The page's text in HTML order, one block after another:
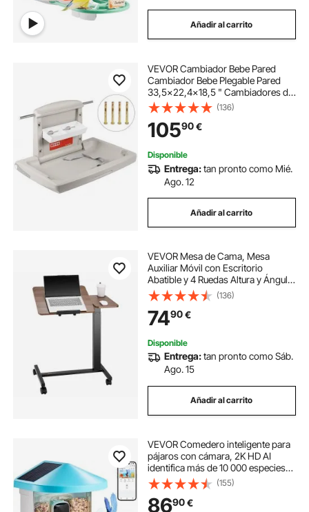
Añadir al carrito
VEVOR Cambiador Bebe Pared
Cambiador Bebe Plegable Pared
33,5x22,4x18,5 " Cambiadores de
Pared Cambiador de Pañales de
Pared Horizontal Gris Cambiador
de Pared HDPE, para Baños
Públicos o Privados
(136)
10590€
Disponible
Entrega:tan pronto como Mié.
Ago. 12
Añadir al carrito
VEVOR Mesa de Cama, Mesa
Auxiliar Móvil con Escritorio
Abatible y 4 Ruedas Altura y Ángulo
Ajustables Escritorio para Portátil
con Portavasos para Cama, Hogar
y Estudio, Color Madera y Negro
(136)
7490€
Disponible
Entrega:tan pronto como Sáb.
Ago. 15
Añadir al carrito
VEVOR Comedero inteligente para
pájaros con cámara, 2K HD AI
identifica más de 10 000 especies
de aves, cámara de observación de
aves con energía solar con captura
automática y notificación
(155)
8690€